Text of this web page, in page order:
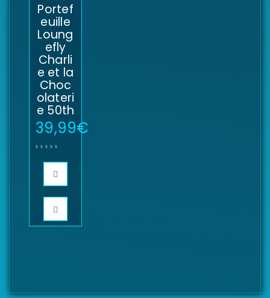
Portef
euille
Loung
efly
Charli
e et la
Choc
olateri
e 50th
39,99€